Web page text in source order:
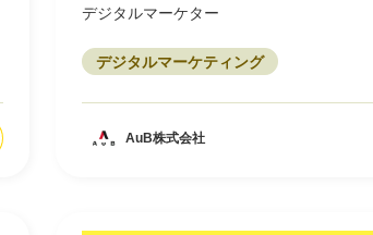
デジタルマーケター
デジタルマーケティング
AuB株式会社